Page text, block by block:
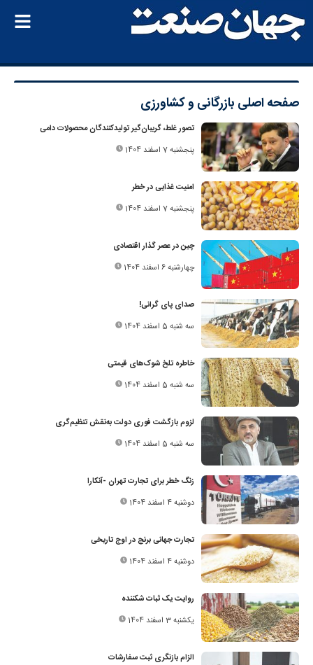
صفحه اصلی بازرگانی و کشاورزی
تصور غلط، گریبان‌‌گیر تولیدکنندگان محصولات دامی
پنجشنبه 7 اسفند 1404
امنیت غذایی در خطر
پنجشنبه 7 اسفند 1404
چین در عصر گذار اقتصادی
چهارشنبه 6 اسفند 1404
صدای پای گرانی!
سه شنبه 5 اسفند 1404
خاطره تلخ شوک‌های قیمتی
سه شنبه 5 اسفند 1404
لزوم بازگشت فوری دولت به‌نقش تنظیم‌گری
سه شنبه 5 اسفند 1404
زنگ خطر برای تجارت تهران -آنکارا
دوشنبه 4 اسفند 1404
تجارت جهانی برنج در اوج تاریخی
دوشنبه 4 اسفند 1404
روایت یک ثبات شکننده
یکشنبه 3 اسفند 1404
الزام بازنگری ثبت سفارشات